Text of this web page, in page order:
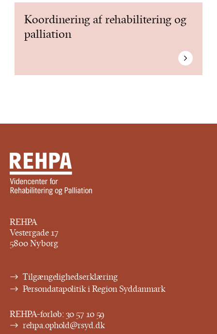
Koordinering af rehabilitering og
palliation
REHPA
Vestergade 17
5800 Nyborg
Tilgængelighedserklæring
Persondatapolitik i Region Syddanmark
REHPA-forløb:30 57 10 59
rehpa.ophold@rsyd.dk